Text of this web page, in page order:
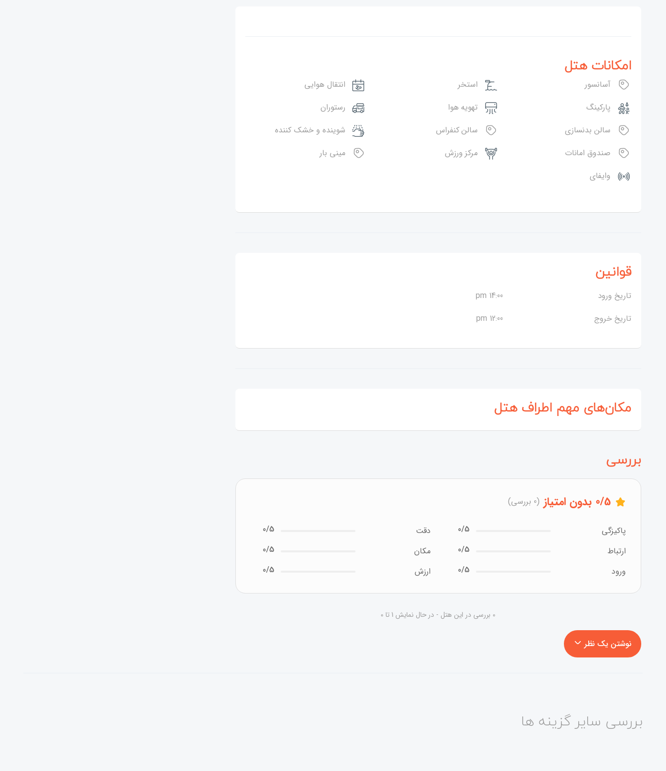
امکانات هتل
آسانسور استخر
انتقال هوایی
پارکینگ
تهویه هوا
رستوران
سالن بدنسازی
سالن کنفراس
شوینده و خشک کننده
صندوق امانات
مرکز ورزش
مینی بار
وایفای
قوانین
تاریخ ورود
14:00 pm
تاریخ خروج
12:00 pm
مکان‌های مهم اطراف هتل
بررسی
0/5 بدون امتیاز (0 بررسی)
پاکیزگی 0/5 دقت
0/5
ارتباط
0/5 مکان
0/5
ورود
0/5 ارزش 0/5
0 بررسی در این هتل - در حال نمایش 1 تا 0
نوشتن یک نظر
بررسی سایر گزینه ها